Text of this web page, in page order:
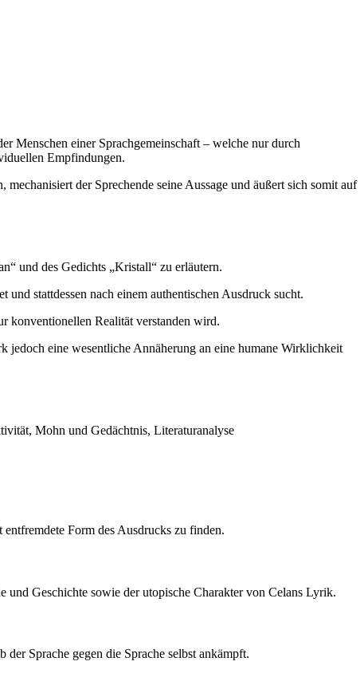
Menschen einer Sprachgemeinschaft – welche nur durch
Empfindungen.
der Sprechende seine Aussage und äußert sich somit auf
und des Gedichts „Kristall“ zu erläutern.
stattdessen nach einem authentischen Ausdruck sucht.
konventionellen Realität verstanden wird.
jedoch eine wesentliche Annäherung an eine humane Wirklichkeit
Mohn und Gedächtnis, Literaturanalyse
Form des Ausdrucks zu finden.
und Geschichte sowie der utopische Charakter von Celans Lyrik.
Sprache gegen die Sprache selbst ankämpft.